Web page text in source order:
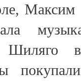
Максим
Шиляго